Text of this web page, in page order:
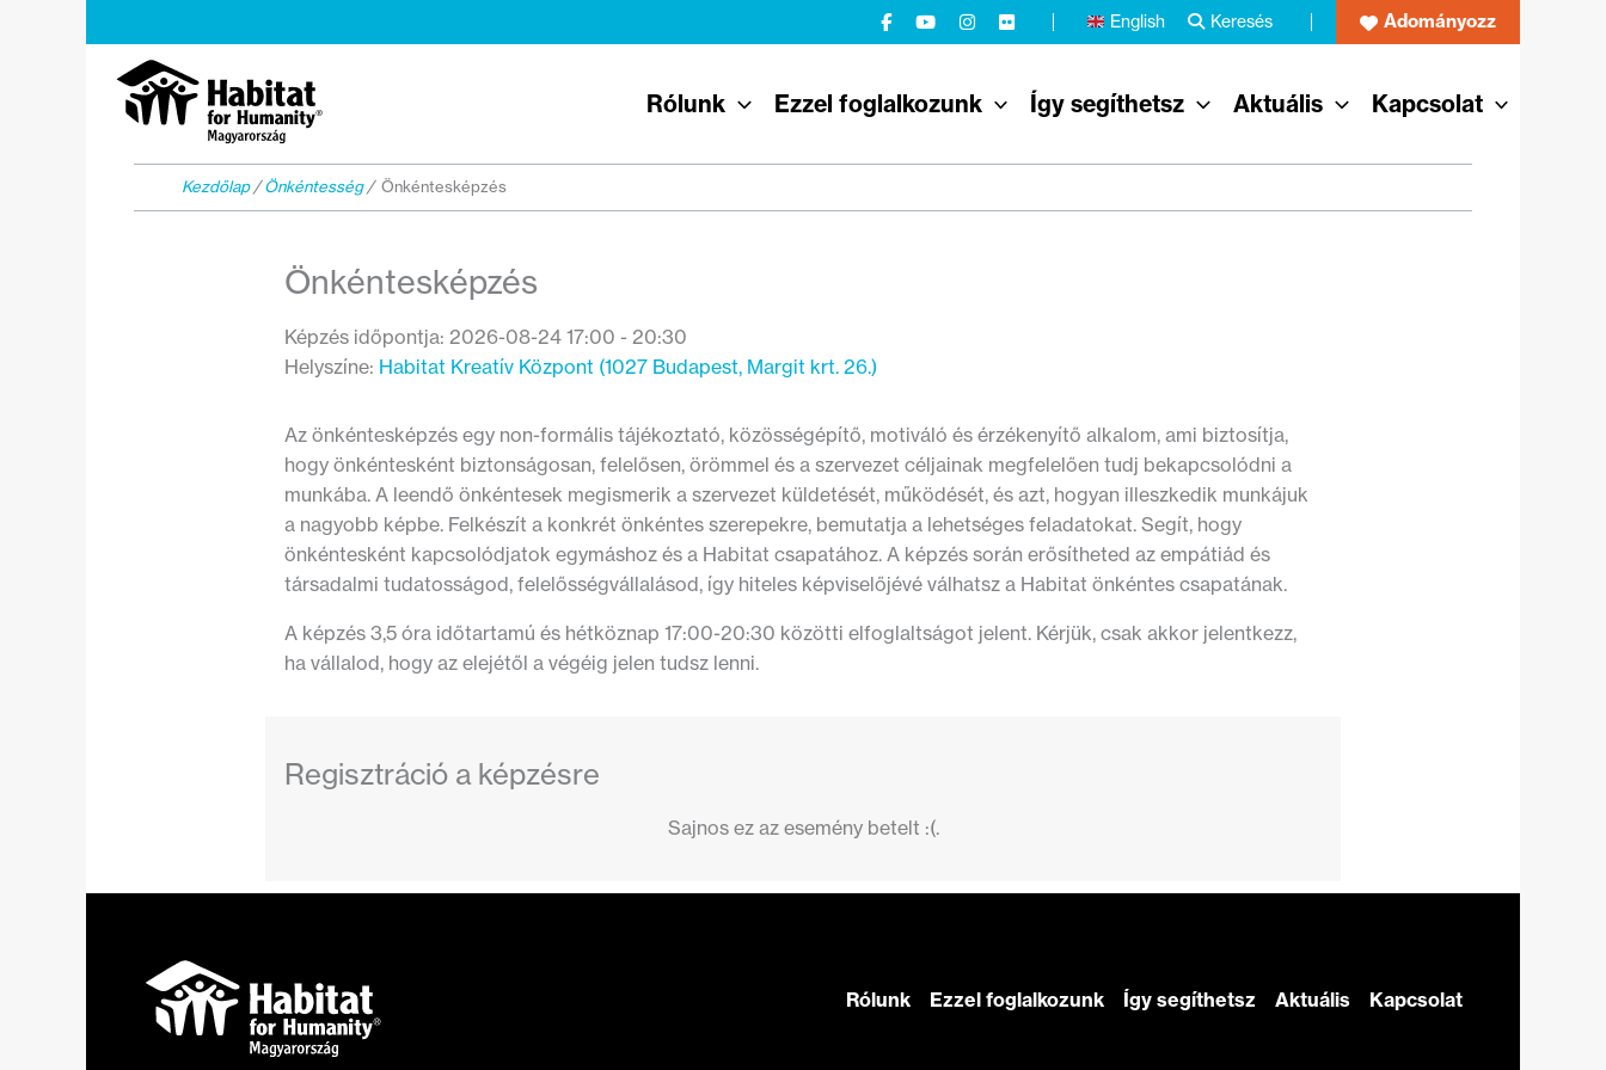
English Keresés Adományozz
Rólunk Ezzel foglalkozunk Így segíthetsz Aktuális Kapcsolat
Kezdőlap/Önkéntesség/Önkéntesképzés
Önkéntesképzés
Képzés időpontja: 2026-08-24 17:00 - 20:30
Helyszíne: Habitat Kreatív Központ (1027 Budapest, Margit krt. 26.)
Az önkéntesképzés egy non-formális tájékoztató, közösségépítő, motiváló és érzékenyítő alkalom, ami biztosítja,
hogy önkéntesként biztonságosan, felelősen, örömmel és a szervezet céljainak megfelelően tudj bekapcsolódni a
munkába. A leendő önkéntesek megismerik a szervezet küldetését, működését, és azt, hogyan illeszkedik munkájuk
a nagyobb képbe. Felkészít a konkrét önkéntes szerepekre, bemutatja a lehetséges feladatokat. Segít, hogy
önkéntesként kapcsolódjatok egymáshoz és a Habitat csapatához. A képzés során erősítheted az empátiád és
társadalmi tudatosságod, felelősségvállalásod, így hiteles képviselőjévé válhatsz a Habitat önkéntes csapatának.
A képzés 3,5 óra időtartamú és hétköznap 17:00-20:30 közötti elfoglaltságot jelent. Kérjük, csak akkor jelentkezz,
ha vállalod, hogy az elejétől a végéig jelen tudsz lenni.
Regisztráció a képzésre
Sajnos ez az esemény betelt :(.
Rólunk Ezzel foglalkozunk Így segíthetsz Aktuális Kapcsolat